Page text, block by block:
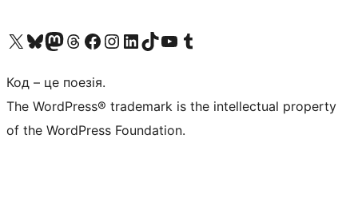
Visit our X (formerly Twitter) account
Visit our Bluesky account
Завітайте до нашої стрічки в Mastodon
Visit our Threads account
Завітайте на нашу сторінку в Facebook
Visit our Instagram account
Visit our LinkedIn account
Visit our TikTok account
Visit our YouTube channel
Visit our Tumblr account
Код – це поезія.
The WordPress® trademark is the intellectual property
of the WordPress Foundation.